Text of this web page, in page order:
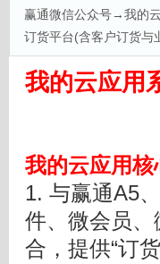
赢通微信公众号→我的
订货平台(含客户订货与
我的云应用
我的云应用核
1. 与赢通A5
件、微会员
合，提供“订